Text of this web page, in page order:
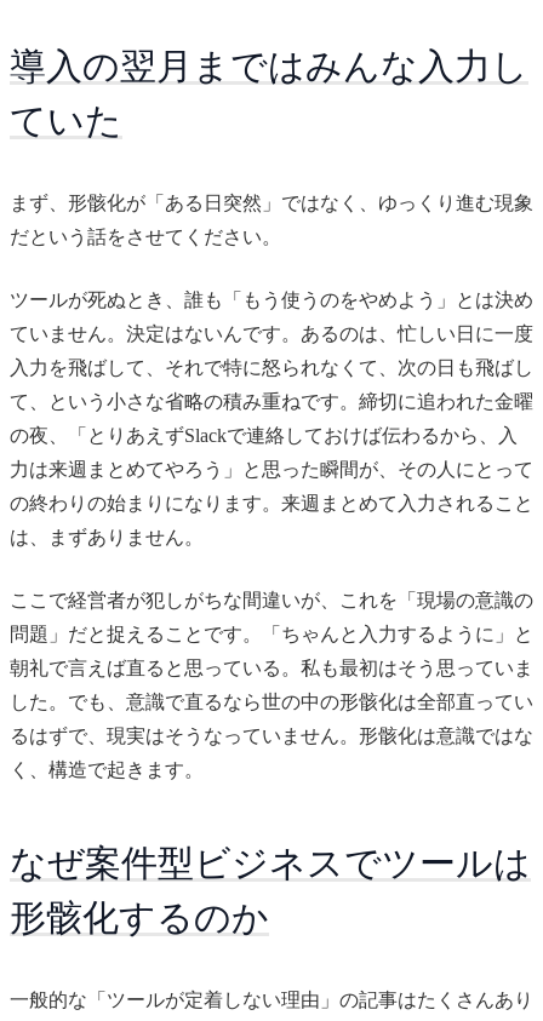
導入の翌月まではみんな入力し
ていた
まず、形骸化が「ある日突然」ではなく、ゆっくり進む現象
だという話をさせてください。
ツールが死ぬとき、誰も「もう使うのをやめよう」とは決め
ていません。決定はないんです。あるのは、忙しい日に一度
入力を飛ばして、それで特に怒られなくて、次の日も飛ばし
て、という小さな省略の積み重ねです。締切に追われた金曜
の夜、「とりあえずSlackで連絡しておけば伝わるから、入
力は来週まとめてやろう」と思った瞬間が、その人にとって
の終わりの始まりになります。来週まとめて入力されること
は、まずありません。
ここで経営者が犯しがちな間違いが、これを「現場の意識の
問題」だと捉えることです。「ちゃんと入力するように」と
朝礼で言えば直ると思っている。私も最初はそう思っていま
した。でも、意識で直るなら世の中の形骸化は全部直ってい
るはずで、現実はそうなっていません。形骸化は意識ではな
く、構造で起きます。
なぜ案件型ビジネスでツールは
形骸化するのか
一般的な「ツールが定着しない理由」の記事はたくさんあり